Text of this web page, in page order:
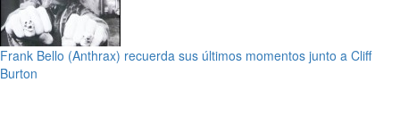
Frank Bello (Anthrax) recuerda sus últimos momentos junto a Cliff
Burton